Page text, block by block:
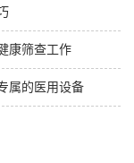
康筛查工作
属的医用设备